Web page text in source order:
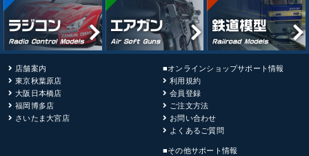
店舗案内
東京秋葉原店
大阪日本橋店
福岡博多店
さいたま大宮店
■オンラインショップサポート情報
利用規約
会員登録
ご注文方法
お問い合わせ
よくあるご質問
■その他サポート情報